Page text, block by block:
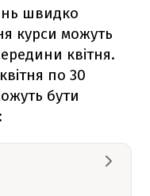
швидко
курси можуть
квітня.
по 30
бути